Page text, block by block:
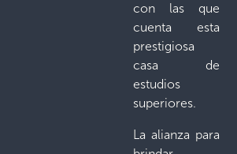
con las que
cuenta esta
prestigiosa
casa de
estudios
superiores.
La alianza para